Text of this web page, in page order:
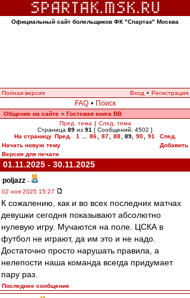
Официальный сайт болельщиков ФК "Спартак" Москва
Полная версия Вход • Регистрация
FAQ • Поиск
Общение на сайте » Гостевая книга ВВ
Пред. тема | След. тема
Страница 89 из 91 [ Сообщений: 4502 ]
На страницу Пред. 1 86 87 88 89, 90 91
След.
Начать новую тему
Добавить
Версия для печати
01.11.2025 - 30.11.2025
poljazz -
02 ноя 2025 15:27
К сожалению, как и во всех последних матчах
девушки сегодня показывают абсолютно
нулевую игру. Мучаются на поле. ЦСКА в
футбол не играют, да им это и не надо.
Достаточно просто нарушать правила, а
нелепости наша команда всегда придумает
пару раз.
Последнее сообщение